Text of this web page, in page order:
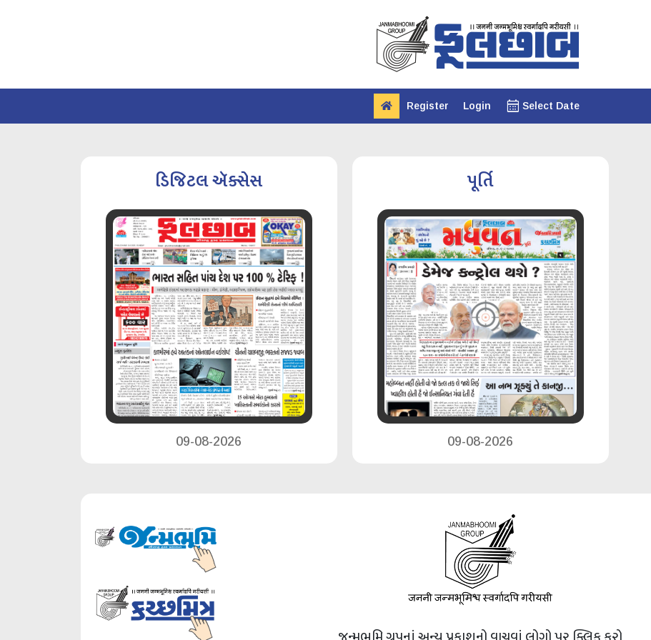
Register Login calendar_month Select Date
ડિજિટલ ઍક્સેસ
09-08-2026
પૂર્તિ
09-08-2026